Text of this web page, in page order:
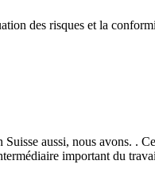
des risques et la
aussi, nous avons. .
important du